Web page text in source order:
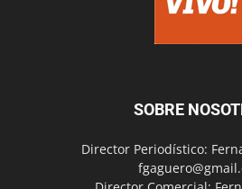
SOBRE
Director Periodístico: